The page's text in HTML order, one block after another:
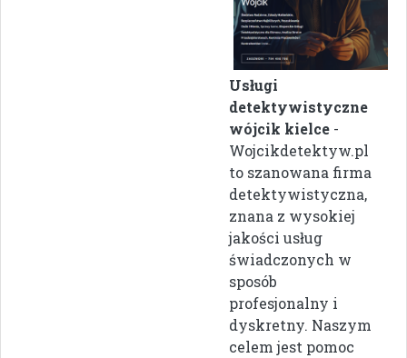
Usługi
detektywistyczne
wójcik kielce -
Wojcikdetektyw.pl
to szanowana firma
detektywistyczna,
znana z wysokiej
jakości usług
świadczonych w
sposób
profesjonalny i
dyskretny. Naszym
celem jest pomoc